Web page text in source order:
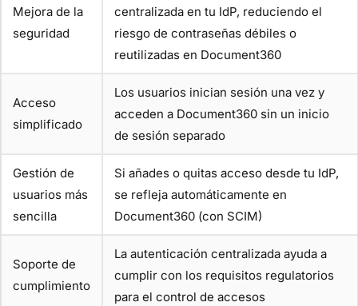
Mejora de la
seguridad
centralizada en tu IdP, reduciendo el
riesgo de contraseñas débiles o
reutilizadas en Document360
Acceso
simplificado
Los usuarios inician sesión una vez y
acceden a Document360 sin un inicio
de sesión separado
Gestión de
usuarios más
sencilla
Si añades o quitas acceso desde tu IdP,
se refleja automáticamente en
Document360 (con SCIM)
Soporte de
cumplimiento
La autenticación centralizada ayuda a
cumplir con los requisitos regulatorios
para el control de accesos